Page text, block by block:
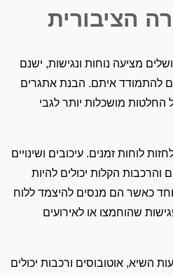
הציבורית
מציעה נוחות ונגישות, ישנם
להתמודד איתם. הבנת אתגרים
החלטות מושכלות יותר לגבי
לוחות זמנים. עיכובים ושינויים
והרכבות הקלות יכולים להיות
כאשר הם מנסים להיצמד ללוח
שהוחמצו או לאירועים
השיא, אוטובוסים ורכבות יכולים